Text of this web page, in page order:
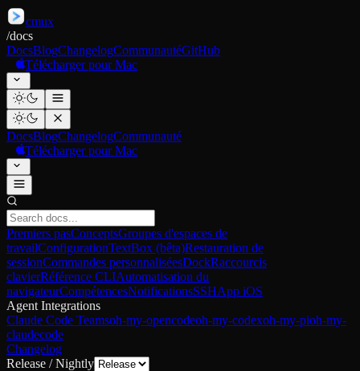
cmux
/docs
DocsBlogChangelogCommunautéGitHub
Télécharger pour Mac
DocsBlogChangelogCommunauté
Télécharger pour Mac
Premiers pasConceptsGroupes d'espaces de
travailConfigurationTextBox (bêta)Restauration de
sessionCommandes personnaliséesDockRaccourcis
clavierRéférence CLIAutomatisation du
navigateurCompétencesNotificationsSSHApp iOS
Agent Integrations
Claude Code Teamsoh-my-opencodeoh-my-codexoh-my-pioh-my-
claudecode
Changelog
Release / Nightly